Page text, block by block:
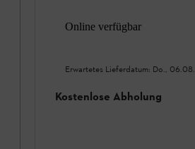
Online verfügbar
Erwartetes Lieferdatum: Do., 06.08.
Kostenlose Abholung